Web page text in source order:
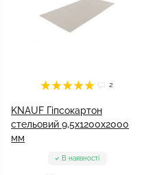
2
KNAUF Гіпсокартон
стельовий 9,5x1200x2000
мм
В наявності